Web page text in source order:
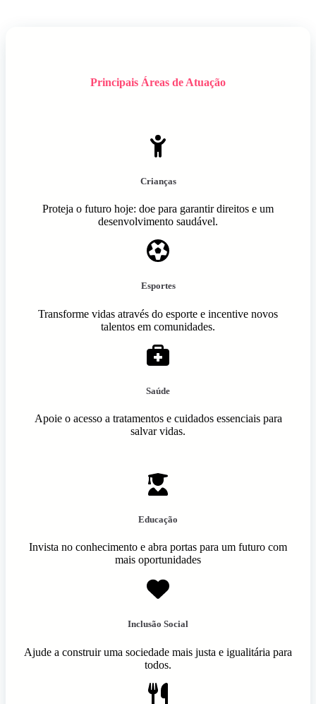
Principais Áreas de Atuação
Crianças
Proteja o futuro hoje: doe para garantir direitos e um
desenvolvimento saudável.
Esportes
Transforme vidas através do esporte e incentive novos
talentos em comunidades.
Saúde
Apoie o acesso a tratamentos e cuidados essenciais para
salvar vidas.
Educação
Invista no conhecimento e abra portas para um futuro com
mais oportunidades
Inclusão Social
Ajude a construir uma sociedade mais justa e igualitária para
todos.